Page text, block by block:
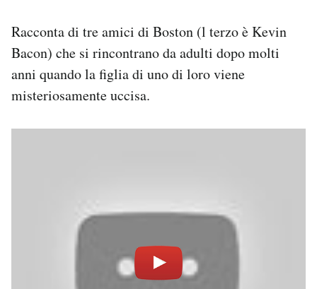
Racconta di tre amici di Boston (l terzo è Kevin
Bacon) che si rincontrano da adulti dopo molti
anni quando la figlia di uno di loro viene
misteriosamente uccisa.